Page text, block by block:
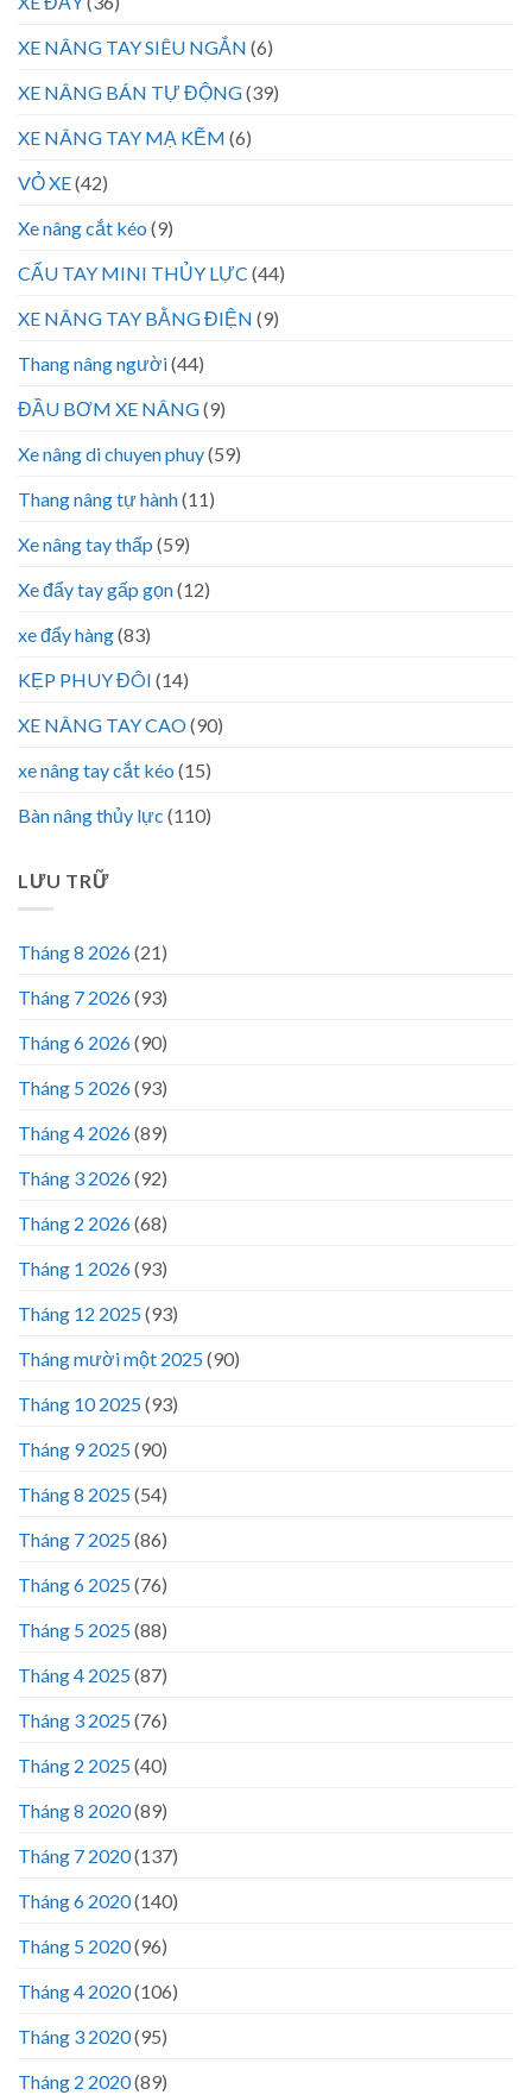
XE NÂNG TAY SIÊU NGẮN (6)
XE NÂNG BÁN TỰ ĐỘNG(39)
XE NÂNG TAY MẠ KẼM (6)
VỎ XE(42)
Xe nâng cắt kéo (9)
CẨU TAY MINI THỦY LỰC (44)
XE NÂNG TAY BẰNG ĐIỆN (9)
Thang nâng người(44)
ĐẦU BƠM XE NÂNG(9)
Xe nâng di chuyen phuy(59)
Thang nâng tự hành(11)
Xe nâng tay thấp (59)
Xe đẩy tay gấp gọn(12)
xe đẩy hàng(83)
KẸP PHUY ĐÔI (14)
XE NÂNG TAY CAO(90)
xe nâng tay cắt kéo (15)
Bàn nâng thủy lực (110)
LƯU TRỮ
Tháng 8 2026(21)
Tháng 7 2026(93)
Tháng 6 2026(90)
Tháng 5 2026(93)
Tháng 4 2026(89)
Tháng 3 2026(92)
Tháng 2 2026(68)
Tháng 1 2026(93)
Tháng 12 2025(93)
Tháng mười một 2025(90)
Tháng 10 2025(93)
Tháng 9 2025(90)
Tháng 8 2025(54)
Tháng 7 2025(86)
Tháng 6 2025(76)
Tháng 5 2025(88)
Tháng 4 2025(87)
Tháng 3 2025(76)
Tháng 2 2025(40)
Tháng 8 2020(89)
Tháng 7 2020(137)
Tháng 6 2020(140)
Tháng 5 2020(96)
Tháng 4 2020(106)
Tháng 3 2020(95)
Tháng 2 2020(89)